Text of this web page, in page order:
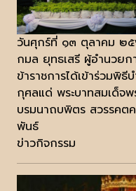
วันศุกร์ที่ ๑๓ ตุลาคม ๒๕
กมล ยุทธเสรี ผู้อำนวย
ข้าราชการได้เข้าร่วมพิ
กุศลแด่ พระบาทสมเด็จ
บรมนาถบพิตร สวรรค
พันธ์
ข่าวกิจกรรม